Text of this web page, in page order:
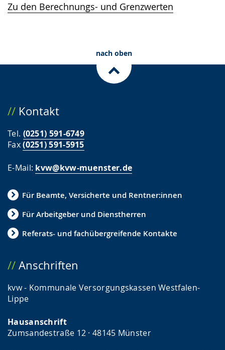
Zu den Berechnungs- und Grenzwerten
nach oben
Kontakt
Tel. (0251) 591-6749
Fax(0251) 591-5915
E-Mail: kvw@kvw-muenster.de
Für Beamte, Versicherte und Rentner:innen
Für Arbeitgeber und Dienstherren
Referats- und fachübergreifende Kontakte
Anschriften
kvw - Kommunale Versorgungskassen Westfalen-
Lippe
Hausanschrift
Zumsandestraße 12 · 48145 Münster